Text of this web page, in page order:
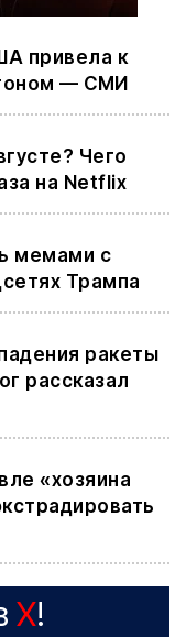
привела к
— СМИ
Чего
на Netflix
мемами с
Трампа
ракеты
рассказал
«хозяина
X!